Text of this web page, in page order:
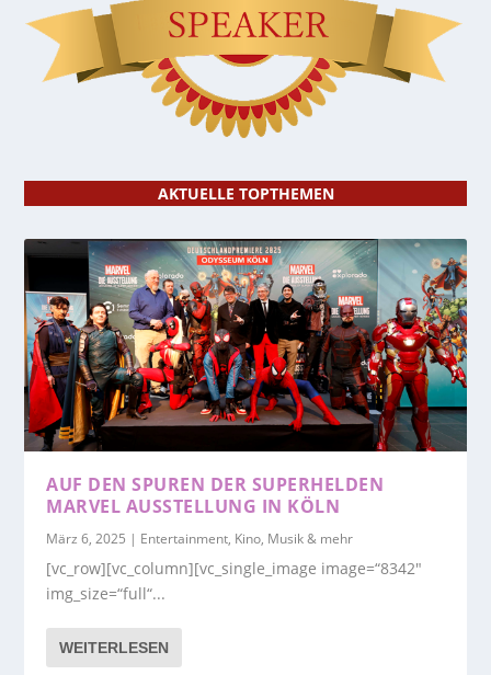
AKTUELLE TOPTHEMEN
AUF DEN SPUREN DER SUPERHELDEN
MARVEL AUSSTELLUNG IN KÖLN
März 6, 2025 | Entertainment, Kino, Musik & mehr
[vc_row][vc_column][vc_single_image image=“8342″
img_size=“full“...
WEITERLESEN